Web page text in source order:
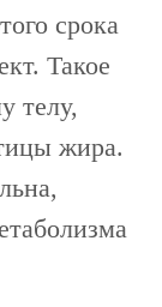
срока
Такое
телу,
жира.